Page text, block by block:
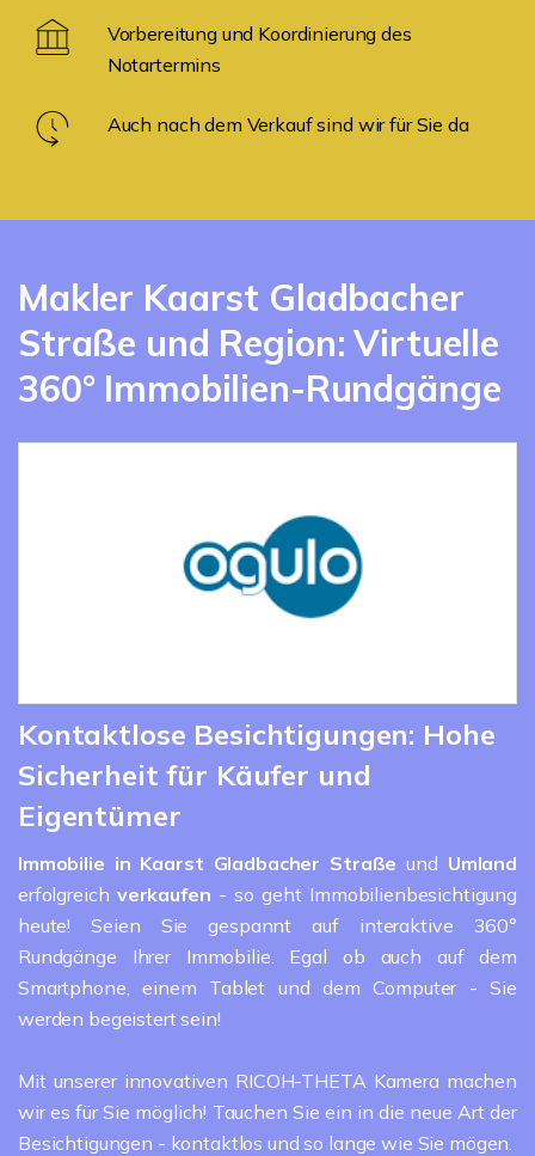
Vorbereitung und Koordinierung des
Notartermins
Auch nach dem Verkauf sind wir für Sie da
Makler Kaarst Gladbacher
Straße und Region: Virtuelle
360° Immobilien-Rundgänge
Kontaktlose Besichtigungen: Hohe
Sicherheit für Käufer und
Eigentümer
Immobilie in Kaarst Gladbacher Straßeund Umland
erfolgreich verkaufen - so geht Immobilienbesichtigung
heute! Seien Sie gespannt auf interaktive 360°
Rundgänge Ihrer Immobilie. Egal ob auch auf dem
Smartphone, einem Tablet und dem Computer - Sie
werden begeistert sein!
Mit unserer innovativen RICOH-THETA Kamera machen
wir es für Sie möglich! Tauchen Sie ein in die neue Art der
Besichtigungen - kontaktlos und so lange wie Sie mögen.